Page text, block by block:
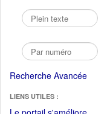
Recherche Avancée
LIENS UTILES :
(Fichier